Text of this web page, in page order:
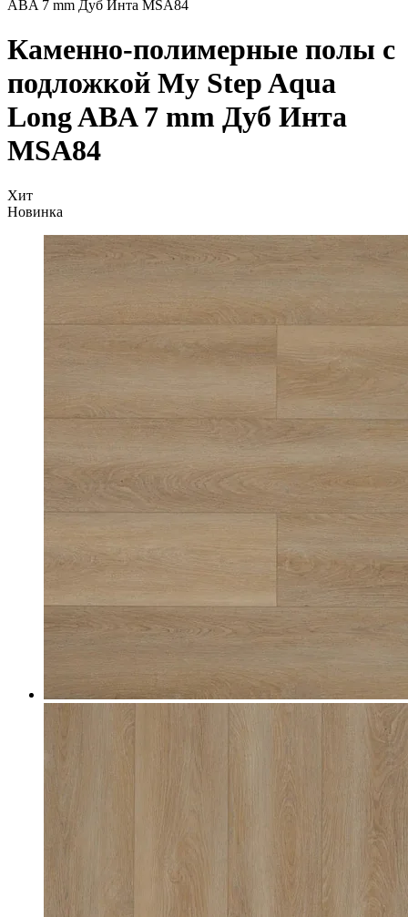
ABA 7 mm Дуб Инта MSA84
Каменно-полимерные полы с
подложкой My Step Aqua
Long ABA 7 mm Дуб Инта
MSA84
Хит
Новинка